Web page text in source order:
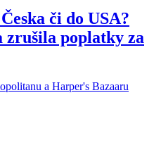
či do USA?
zrušila poplatky za